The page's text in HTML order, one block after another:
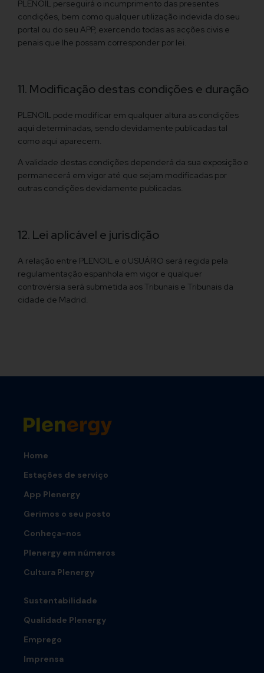
PLENOIL perseguirá o incumprimento das presentes
condições, bem como qualquer utilização indevida do seu
portal ou do seu APP, exercendo todas as acções civis e
penais que lhe possam corresponder por lei.
11. Modificação destas condições e duração
PLENOIL pode modificar em qualquer altura as condições
aqui determinadas, sendo devidamente publicadas tal
como aqui aparecem.
A validade destas condições dependerá da sua exposição e
permanecerá em vigor até que sejam modificadas por
outras condições devidamente publicadas.
12. Lei aplicável e jurisdição
A relação entre PLENOIL e o USUÁRIO será regida pela
regulamentação espanhola em vigor e qualquer
controvérsia será submetida aos Tribunais e Tribunais da
cidade de Madrid.
Home
Estações de serviço
App Plenergy
Gerimos o seu posto
Conheça-nos
Plenergy em números
Cultura Plenergy
Sustentabilidade
Qualidade Plenergy
Emprego
Imprensa